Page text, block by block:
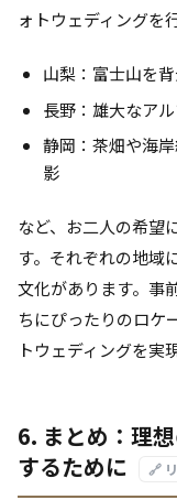
ォトウェディングを
山梨：富士山を
長野：雄大なア
静岡：茶畑や海
影
など、お二人の希望
す。それぞれの地域
文化があります。事
ちにぴったりのロケ
トウェディングを実
6. まとめ：理
するために
🔗